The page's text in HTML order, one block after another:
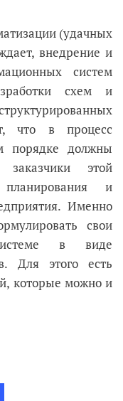
(удачных
внедрение и
систем
схем и
что в процесс
порядке должны
заказчики этой
и
Именно
свои
в виде
Для этого есть
которые можно и